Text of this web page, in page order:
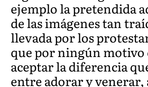
ejemplo la pretendida
de las imágenes tan
llevada por los
que por ningún
aceptar la diferencia
entre adorar y venerar,